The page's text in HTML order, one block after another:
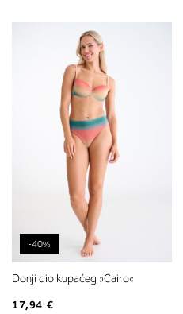
-40%
Donji dio kupaćeg »Cairo«
17,94 €